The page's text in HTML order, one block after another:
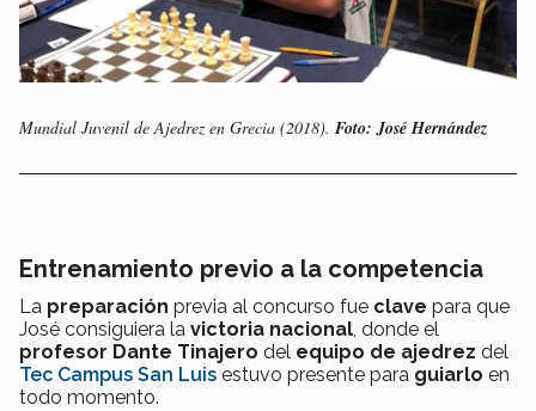
Mundial Juvenil de Ajedrez en Grecia (2018). Foto: José Hernández
Entrenamiento previo a la competencia
La preparación previa al concurso fue clave para que
José consiguiera la victoria nacional, donde el
profesor Dante Tinajero del equipo de ajedrez del
Tec Campus San Luis estuvo presente para guiarlo en
todo momento.